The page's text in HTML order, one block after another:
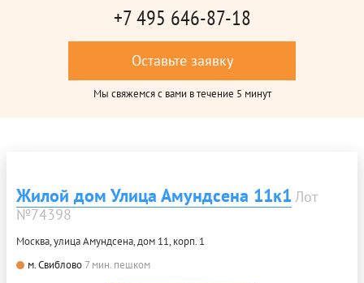
+7 495 646-87-18
Оставьте заявку
Мы свяжемся с вами в течение 5 минут
Жилой дом Улица Амундсена 11к1 Лот
№74398
Москва, улица Амундсена, дом 11, корп. 1
м. Свиблово 7 мин. пешком